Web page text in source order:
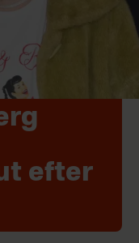
efter